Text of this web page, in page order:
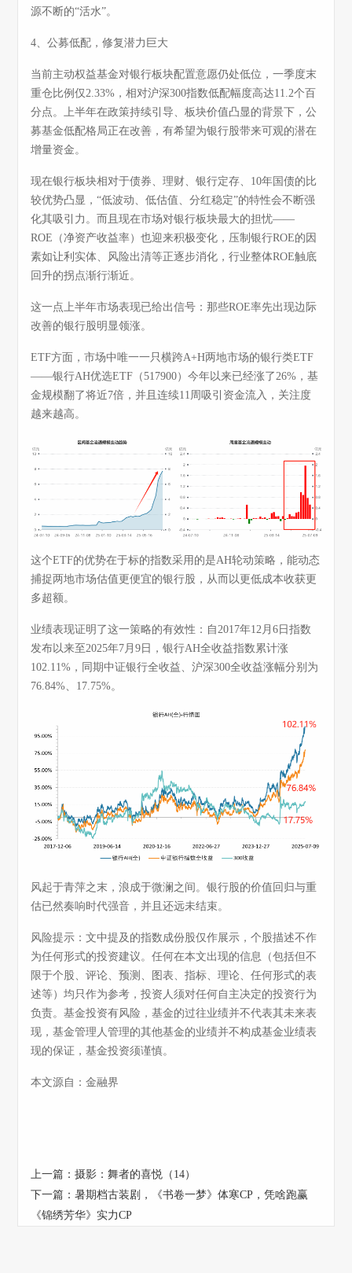
源不断的“活水”。
4、公募低配，修复潜力巨大
当前主动权益基金对银行板块配置意愿仍处低位，一季度末
重仓比例仅2.33%，相对沪深300指数低配幅度高达11.2个百
分点。上半年在政策持续引导、板块价值凸显的背景下，公
募基金低配格局正在改善，有希望为银行股带来可观的潜在
增量资金。
现在银行板块相对于债券、理财、银行定存、10年国债的比
较优势凸显，“低波动、低估值、分红稳定”的特性会不断强
化其吸引力。而且现在市场对银行板块最大的担忧——
ROE（净资产收益率）也迎来积极变化，压制银行ROE的因
素如让利实体、风险出清等正逐步消化，行业整体ROE触底
回升的拐点渐行渐近。
这一点上半年市场表现已给出信号：那些ROE率先出现边际
改善的银行股明显领涨。
ETF方面，市场中唯一一只横跨A+H两地市场的银行类ETF
——银行AH优选ETF（517900）今年以来已经涨了26%，基
金规模翻了将近7倍，并且连续11周吸引资金流入，关注度
越来越高。
这个ETF的优势在于标的指数采用的是AH轮动策略，能动态
捕捉两地市场估值更便宜的银行股，从而以更低成本收获更
多超额。
业绩表现证明了这一策略的有效性：自2017年12月6日指数
发布以来至2025年7月9日，银行AH全收益指数累计涨
102.11%，同期中证银行全收益、沪深300全收益涨幅分别为
76.84%、17.75%。
风起于青萍之末，浪成于微澜之间。银行股的价值回归与重
估已然奏响时代强音，并且还远未结束。
风险提示：文中提及的指数成份股仅作展示，个股描述不作
为任何形式的投资建议。任何在本文出现的信息（包括但不
限于个股、评论、预测、图表、指标、理论、任何形式的表
述等）均只作为参考，投资人须对任何自主决定的投资行为
负责。基金投资有风险，基金的过往业绩并不代表其未来表
现，基金管理人管理的其他基金的业绩并不构成基金业绩表
现的保证，基金投资须谨慎。
本文源自：金融界
上一篇：摄影：舞者的喜悦（14）
下一篇：暑期档古装剧，《书卷一梦》体寒CP，凭啥跑赢
《锦绣芳华》实力CP